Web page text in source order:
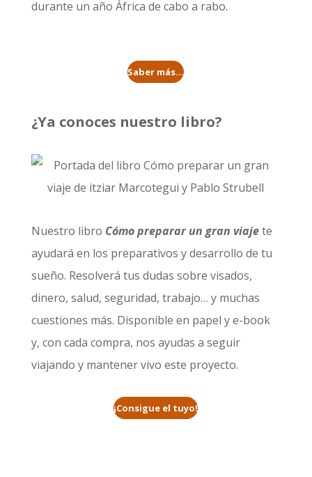
durante un año África de cabo a rabo.
Saber más...
¿Ya conoces nuestro libro?
Nuestro libro Cómo preparar un gran viajete
ayudará en los preparativos y desarrollo de tu
sueño. Resolverá tus dudas sobre visados,
dinero, salud, seguridad, trabajo… y muchas
cuestiones más. Disponible en papel y e-book
y, con cada compra, nos ayudas a seguir
viajando y mantener vivo este proyecto.
¡Consigue el tuyo!